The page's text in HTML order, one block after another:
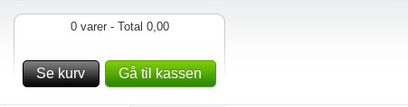
0 varer - Total 0,00
Se kurv Gå til kassen